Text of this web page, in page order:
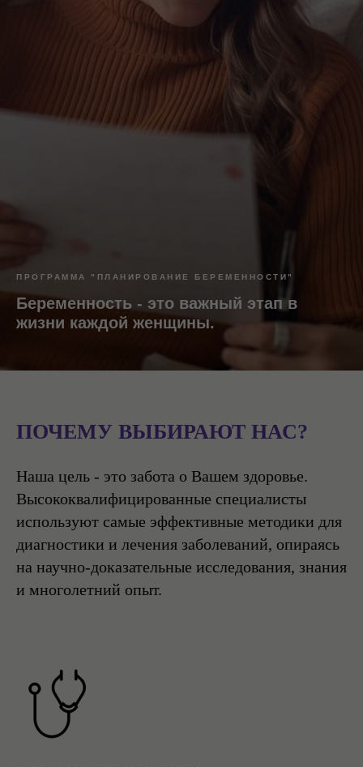
ПРОГРАММА "ПЛАНИРОВАНИЕ БЕРЕМЕННОСТИ"
Беременность - это важный этап в
жизни каждой женщины.
ПОЧЕМУ ВЫБИРАЮТ НАС?
Наша цель - это забота о Вашем здоровье.
Высококвалифицированные специалисты
используют самые эффективные методики для
диагностики и лечения заболеваний, опираясь
на научно-доказательные исследования, знания
и многолетний опыт.